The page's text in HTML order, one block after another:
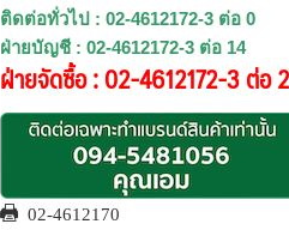
ติดต่อทั่วไป : 02-4612172-3 ต่อ 0
ฝ่ายบัญชี : 02-4612172-3 ต่อ 14
ฝ่ายจัดซื้อ : 02-4612172-3 ต่อ
02-4612170